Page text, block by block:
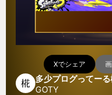
Xでシェア
多少プログってー
GOTY